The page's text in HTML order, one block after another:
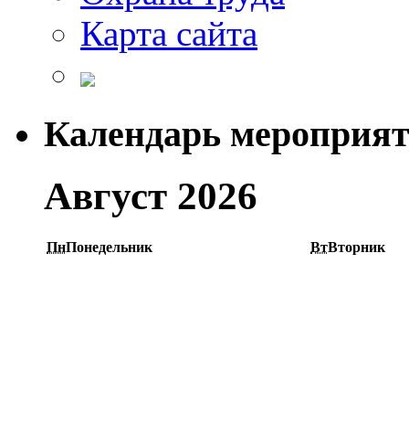
Карта сайта
Календарь
Август 2026
ПнПонедельник ВтВторник